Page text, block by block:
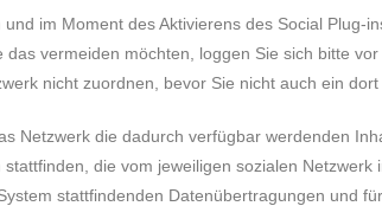
im Moment des Aktivierens des Social
vermeiden möchten, loggen Sie sich bitte
nicht zuordnen, bevor Sie nicht auch ein
Netzwerk die dadurch verfügbar werdenden
die vom jeweiligen sozialen
stattfindenden Datenübertragungen und